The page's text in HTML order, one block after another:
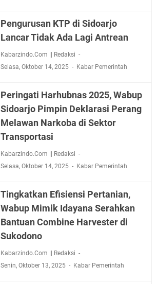
Pengurusan KTP di Sidoarjo
Lancar Tidak Ada Lagi Antrean
Kabarzindo.Com || Redaksi
Selasa, Oktober 14, 2025
Kabar Pemerintah
Peringati Harhubnas 2025, Wabup
Sidoarjo Pimpin Deklarasi Perang
Melawan Narkoba di Sektor
Transportasi
Kabarzindo.Com || Redaksi
Selasa, Oktober 14, 2025
Kabar Pemerintah
Tingkatkan Efisiensi Pertanian,
Wabup Mimik Idayana Serahkan
Bantuan Combine Harvester di
Sukodono
Kabarzindo.Com || Redaksi
Senin, Oktober 13, 2025
Kabar Pemerintah